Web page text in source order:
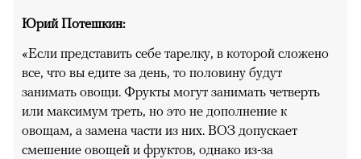
Юрий Потешкин:
«Если представить себе тарелку, в которой сложено
все, что вы едите за день, то половину будут
занимать овощи. Фрукты могут занимать четверть
или максимум треть, но это не дополнение к
овощам, а замена части из них. ВОЗ допускает
смешение овощей и фруктов, однако из-за